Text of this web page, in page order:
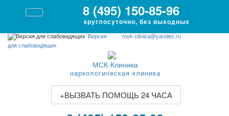
8 (495) 150-85-96
круглосуточно, без выходных
Версия
для слабовидящих
msk-clinica@yandex.ru
МСК-Клиника
наркологическая клиника
+ВЫЗВАТЬ ПОМОЩЬ 24 ЧАСА